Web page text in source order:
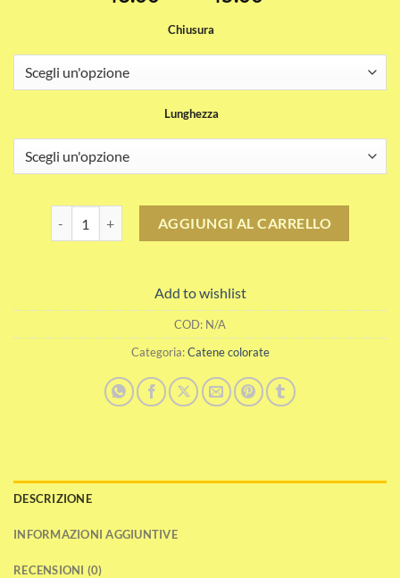
da
43.00CHF
Chiusura
Lunghezza
AGGIUNGI AL CARRELLO
Add to wishlist
COD: N/A
Categoria:Catene colorate
DESCRIZIONE
INFORMAZIONI AGGIUNTIVE
RECENSIONI (0)